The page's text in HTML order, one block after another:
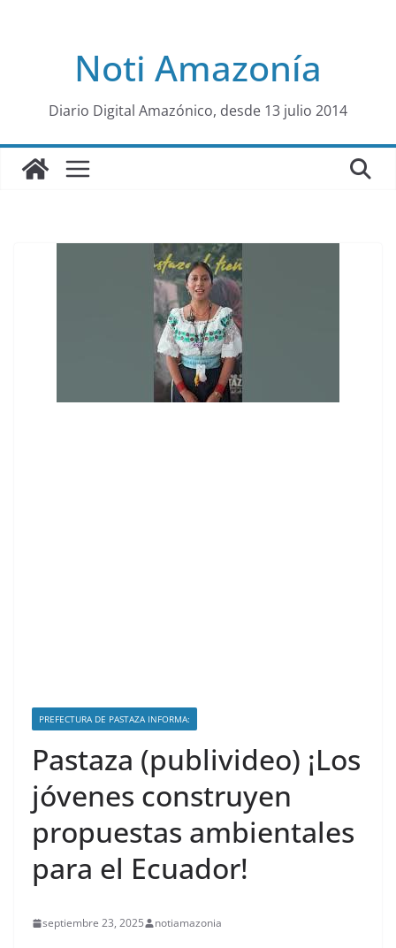
al
Noti Amazonía
Diario Digital Amazónico, desde 13 julio 2014
PREFECTURA DE PASTAZA INFORMA:
Pastaza (publivideo) ¡Los
jóvenes construyen
propuestas ambientales
para el Ecuador!
septiembre 23, 2025 notiamazonia